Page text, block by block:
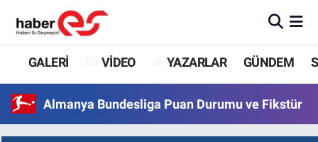
GALERİ VİDEO YAZARLAR GÜNDEM
Almanya Bundesliga Puan Durumu ve Fikstür
GALERİ
YAZARLAR
Eskişehir Nöbetçi Eczaneler
Eskişehir Trafik Yoğunluk Haritası